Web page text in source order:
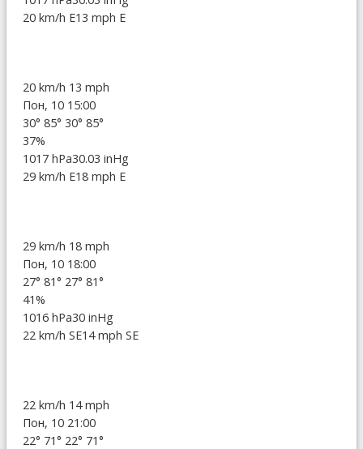
20 km/h E13 mph E
20 km/h 13 mph
Пон, 10 15:00
30° 85° 30° 85°
37%
1017 hPa30.03 inHg
29 km/h E18 mph E
29 km/h 18 mph
Пон, 10 18:00
27° 81° 27° 81°
41%
1016 hPa30 inHg
22 km/h SE14 mph SE
22 km/h 14 mph
Пон, 10 21:00
22° 71° 22° 71°